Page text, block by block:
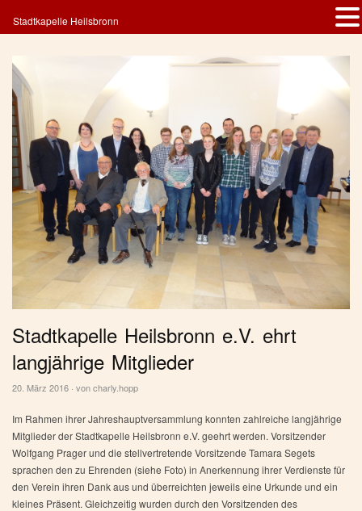
Stadtkapelle Heilsbronn e.V. ehrt
langjährige Mitglieder
20. März 2016 · voncharly.hopp
Im Rahmen ihrer Jahreshauptversammlung konnten zahlreiche langjährige
Mitglieder der Stadtkapelle Heilsbronn e.V. geehrt werden. Vorsitzender
Wolfgang Prager und die stellvertretende Vorsitzende Tamara Segets
sprachen den zu Ehrenden (siehe Foto) in Anerkennung ihrer Verdienste für
den Verein ihren Dank aus und überreichten jeweils eine Urkunde und ein
kleines Präsent. Gleichzeitig wurden durch den Vorsitzenden des
Stadtkapelle Heilsbronn